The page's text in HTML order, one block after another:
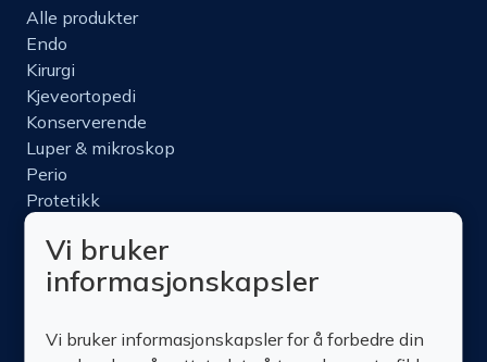
Alle produkter
Endo
Kirurgi
Kjeveortopedi
Konserverende
Luper & mikroskop
Perio
Protetikk
Nettbutikk
Produktinfo
Om oss
Vi bruker
informasjonskapsler
Vi bruker informasjonskapsler for å forbedre din